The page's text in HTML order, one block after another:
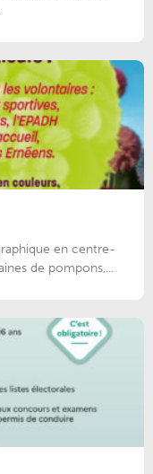
en centre-
de pompons,...